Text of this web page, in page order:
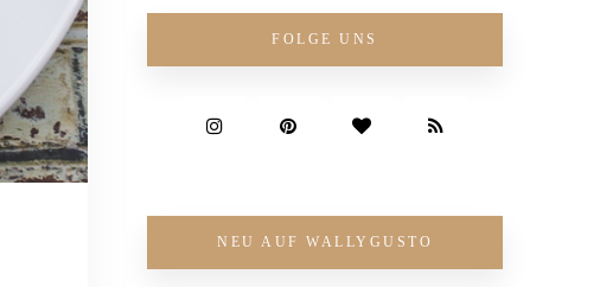
FOLGE UNS
NEU AUF WALLYGUSTO